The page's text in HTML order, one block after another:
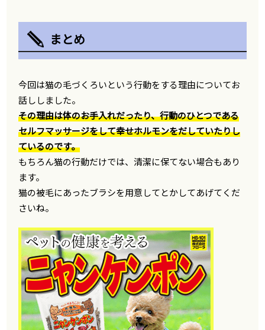
まとめ
今回は猫の毛づくろいという行動をする理由についてお
話ししました。
その理由は体のお手入れだったり、行動のひとつである
セルフマッサージをして幸せホルモンをだしていたりし
ているのです。
もちろん猫の行動だけでは、清潔に保てない場合もあり
ます。
猫の被毛にあったブラシを用意してとかしてあげてくだ
さいね。